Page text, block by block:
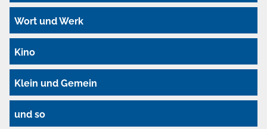
Wort und Werk
Kino
Klein und Gemein
und so